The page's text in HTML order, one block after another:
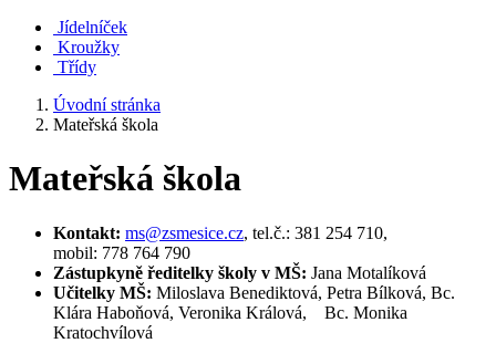
Jídelníček
Kroužky
Třídy
Úvodní stránka
Mateřská škola
Mateřská škola
Kontakt: ms@zsmesice.cz, tel.č.: 381 254 710,
mobil: 778 764 790
Zástupkyně ředitelky školy v MŠ: Jana Motalíková
Učitelky MŠ: Miloslava Benediktová, Petra Bílková, Bc.
Klára Haboňová, Veronika Králová, Bc. Monika
Kratochvílová